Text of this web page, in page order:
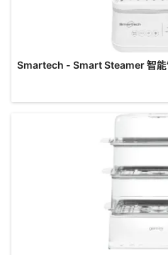
Smartech - Smart Steamer 智